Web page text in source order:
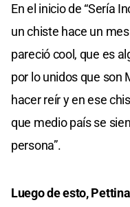
En el inicio de “Sería
un chiste hace un
pareció cool, que es
por lo unidos que son
hacer reír y en ese
que medio país se
persona”.
Luego de esto,